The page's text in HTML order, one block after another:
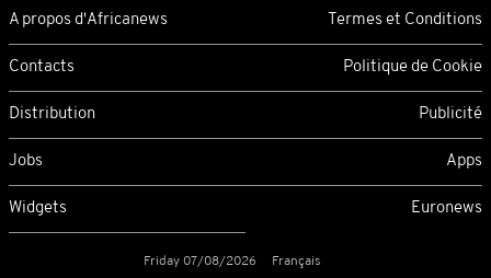
A propos d'Africanews Termes et Conditions
Contacts Politique de Cookie
Distribution Publicité
Jobs Apps
Widgets Euronews
Friday 07/08/2026